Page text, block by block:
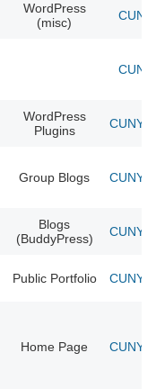
WordPress
(misc)
WordPress
Plugins
CUNY
Group Blogs CUNY
Blogs
(BuddyPress)
CUNY
Public Portfolio CUNY
Home Page CUNY